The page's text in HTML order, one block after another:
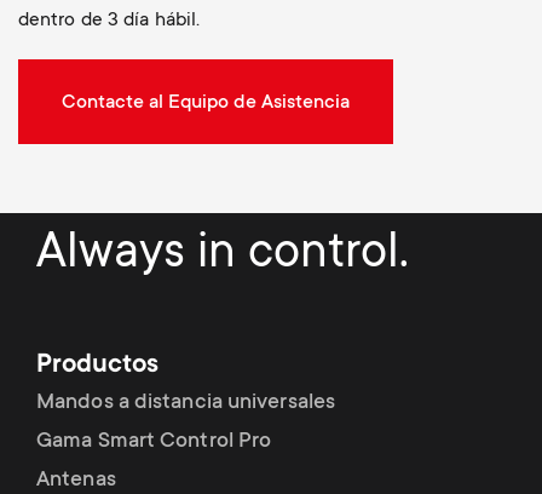
dentro de 3 día hábil.
Contacte al Equipo de Asistencia
Always in control.
Productos
Mandos a distancia universales
Gama Smart Control Pro
Antenas